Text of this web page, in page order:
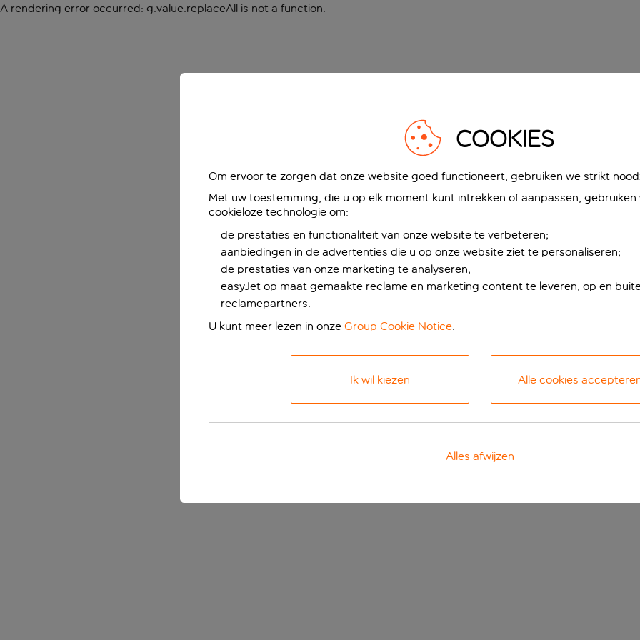
A rendering error occurred: g.value.replaceAll is not a function.
COOKIES
Om ervoor te zorgen dat onze website goed functioneert, gebruiken we strikt
Met uw toestemming, die u op elk moment kunt intrekken of aanpassen, gebruiken
cookieloze technologie om:
de prestaties en functionaliteit van onze website te verbeteren;
aanbiedingen in de advertenties die u op onze website ziet te personaliseren;
de prestaties van onze marketing te analyseren;
easyJet op maat gemaakte reclame en marketing content te leveren, op en
reclamepartners.
U kunt meer lezen in onze Group Cookie Notice.
Ik wil kiezen Alle cookies
Alles afwijzen